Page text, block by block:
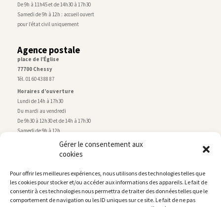
Gérer le consentement aux
cookies
Pour offrir les meilleures expériences, nous utilisons des technologies telles que
les cookies pour stocker et/ou accéder aux informations des appareils. Le fait de
consentir à ces technologies nous permettra de traiter des données telles que le
comportement de navigation ou les ID uniques sur ce site. Le fait de ne pas
De 9h à 11h45 et de 14h30 à 17h30
Samedi de 9h à 12h : accueil ouvert
pour l’état civil uniquement
Agence postale
place de l’Église
77700 Chessy
Tél. 01 60 43 88 87
Horaires d’ouverture
Lundi de 14h à 17h30
Du mardi au vendredi
De 9h30 à 12h30 et de 14h à 17h30
Samedi de 9h à 12h
Service technique
rue de Montry–77700 Chessy
Tél. 01 60 43 52 63
Horaires d’ouverture